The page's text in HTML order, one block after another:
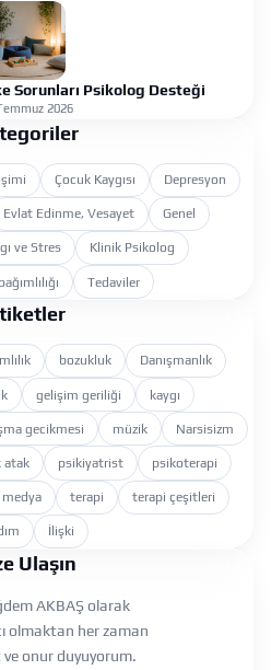
Sorunları Psikolog Desteği
2026
Çocuk Kaygısı Depresyon
Evlat Edinme, Vesayet Genel
ve Stres Klinik Psikolog
Tedaviler
bozukluk Danışmanlık
gelişim geriliği kaygı
gecikmesi müzik Narsisizm
atak psikiyatrist psikoterapi
terapi terapi çeşitleri
İlişki
Ulaşın
AKBAŞ olarak
olmaktan her zaman
onur duyuyorum.